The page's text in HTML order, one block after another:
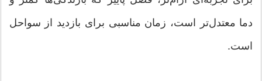
دما معتدل‌تر است، زمان مناسبی برای بازدید از سواحل
است.